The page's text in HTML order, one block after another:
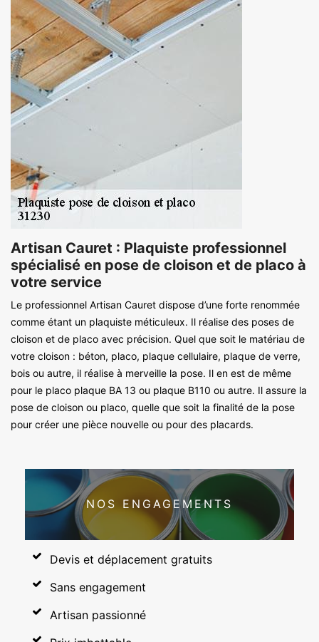
Artisan Cauret : Plaquiste professionnel
spécialisé en pose de cloison et de placo à
votre service
Le professionnel Artisan Cauret dispose d’une forte renommée
comme étant un plaquiste méticuleux. Il réalise des poses de
cloison et de placo avec précision. Quel que soit le matériau de
votre cloison : béton, placo, plaque cellulaire, plaque de verre,
bois ou autre, il réalise à merveille la pose. Il en est de même
pour le placo plaque BA 13 ou plaque B110 ou autre. Il assure la
pose de cloison ou placo, quelle que soit la finalité de la pose
pour créer une pièce nouvelle ou pour des placards.
NOS ENGAGEMENTS
Devis et déplacement gratuits
Sans engagement
Artisan passionné